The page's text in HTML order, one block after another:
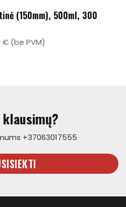
(150mm), 500ml, 300
€ (be PVM)
+37063017555